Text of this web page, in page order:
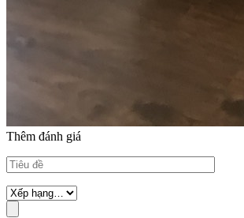
Thêm đánh giá